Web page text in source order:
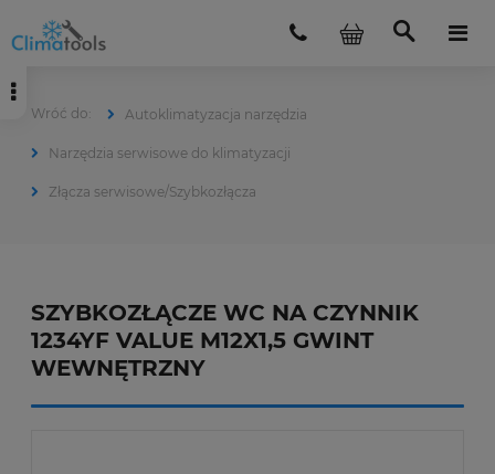
Autoklimatyzacja narzędzia
Narzędzia serwisowe do klimatyzacji
Złącza serwisowe/Szybkozłącza
SZYBKOZŁĄCZE WC NA CZYNNIK
1234YF VALUE M12X1,5 GWINT
WEWNĘTRZNY